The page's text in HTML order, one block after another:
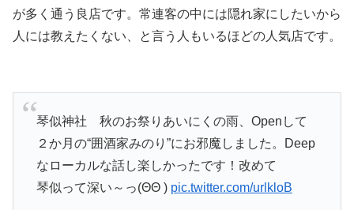
が多く通う良店です。常連客の中には隠れ家にしたいから
人には教えたくない、と言う人もいるほどの人気店です。
琴似神社 秋のお祭りあいにくの雨、Openして
２か月の“囲酒家みのり”にお邪魔しました。Deep
なローカルな話し楽しかったです！改めて
琴似って深い～っ(ΘΘ ) pic.twitter.com/urlkloB